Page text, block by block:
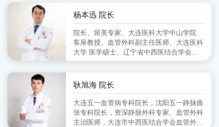
杨本迅 院长
院长、留美专家、大连医科大学中山学院
客座教授、血管外科副主任医师、大连医科
大学 医学硕士、辽宁省中西医结合学会周
围血管病分会 委员、大连市中西医结合学
会血管外科分会 副主任委员、大连市医师
协会血管外科分会 委员
耿旭海 院长
大连五一血管病专科院长，沈阳五一静脉曲
张专科院长，资深静脉外科专家、血管外科
主治医师，大连市中西医结合学会血管外科